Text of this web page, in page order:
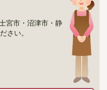
宮市・沼津市・静
さい。